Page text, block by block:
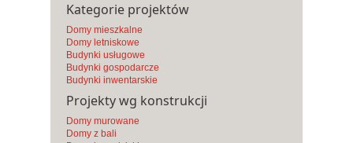
Kategorie projektów
Domy mieszkalne
Domy letniskowe
Budynki usługowe
Budynki gospodarcze
Budynki inwentarskie
Projekty wg konstrukcji
Domy murowane
Domy z bali